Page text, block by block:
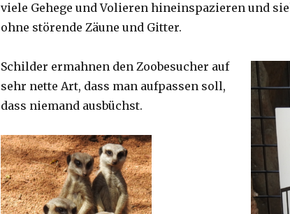
viele Gehege und Volieren hineinspazieren und
ohne störende Zäune und Gitter.
Schilder ermahnen den Zoobesucher auf
sehr nette Art, dass man aufpassen soll,
dass niemand ausbüchst.